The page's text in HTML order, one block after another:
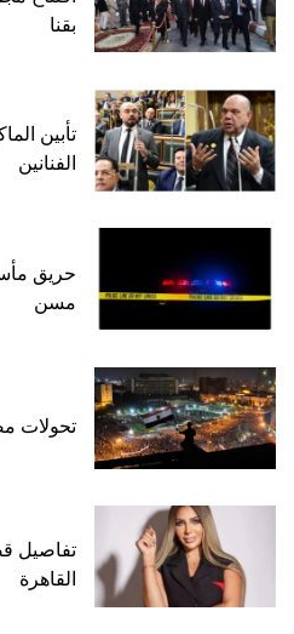
بقنا
تأبين
الفنانين
حريق
مسن
تحولات مصر منذ
تفاصيل
القاهرة